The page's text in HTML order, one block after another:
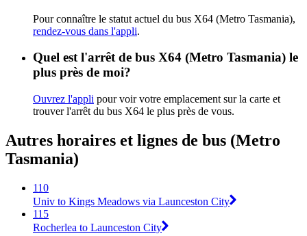
Pour connaître le statut actuel du bus X64 (Metro Tasmania),
rendez-vous dans l'appli.
Quel est l'arrêt de bus X64 (Metro Tasmania) le
plus près de moi?
Ouvrez l'appli pour voir votre emplacement sur la carte et
trouver l'arrêt du bus X64 le plus près de vous.
Autres horaires et lignes de bus (Metro
Tasmania)
110
Univ to Kings Meadows via Launceston City
115
Rocherlea to Launceston City